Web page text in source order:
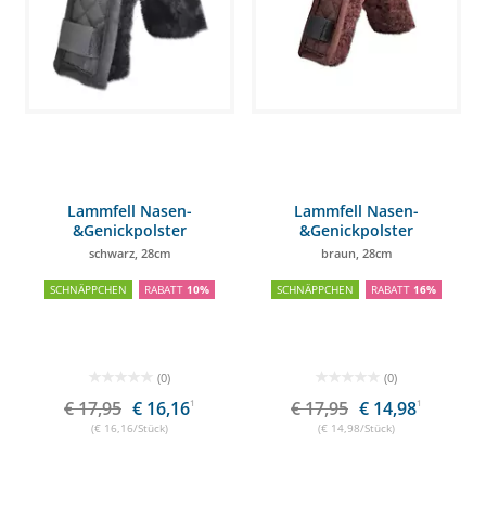
Lammfell Nasen-
&Genickpolster
schwarz, 28cm
SCHNÄPPCHEN RABATT 10%
(0)
€ 17,95 € 16,161
(€ 16,16/Stück)
Lammfell Nasen-
&Genickpolster
braun, 28cm
SCHNÄPPCHEN RABATT 16%
(0)
€ 17,95 € 14,981
(€ 14,98/Stück)